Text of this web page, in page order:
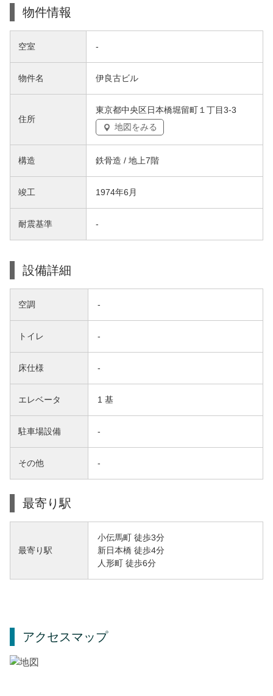
物件情報
空室 -
物件名 伊良古ビル
住所
東京都中央区日本橋堀留町１丁目3-3
地図をみる
構造 鉄骨造 / 地上7階
竣工 1974年6月
耐震基準 -
設備詳細
空調 -
トイレ -
床仕様 -
エレベータ 1 基
駐車場設備 -
その他 -
最寄り駅
最寄り駅
小伝馬町 徒歩3分
新日本橋 徒歩4分
人形町 徒歩6分
アクセスマップ